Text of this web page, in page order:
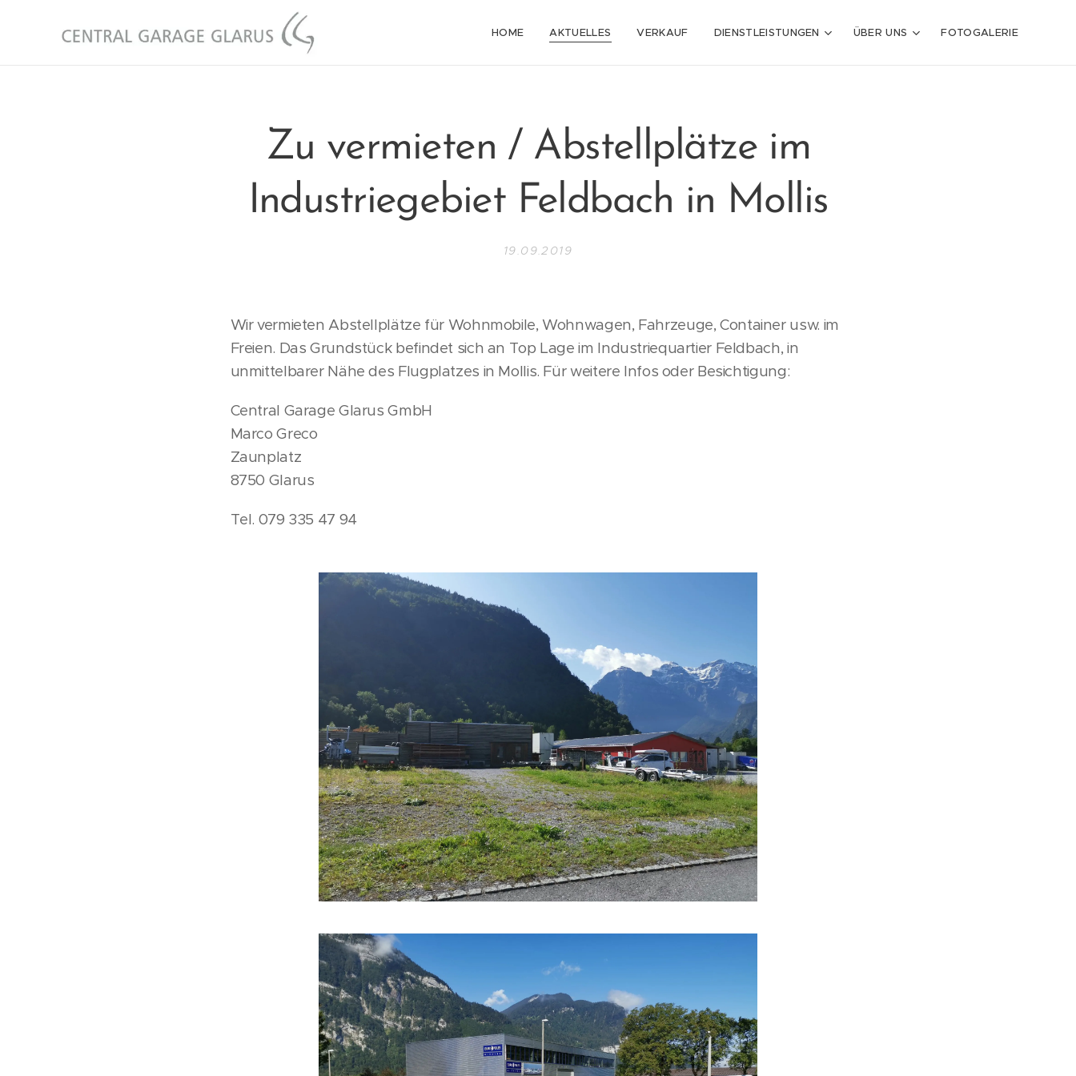
HOME AKTUELLES VERKAUF DIENSTLEISTUNGEN ÜBER UNS FOTOGALERIE
Zu vermieten / Abstellplätze im
Industriegebiet Feldbach in Mollis
19.09.2019
Wir vermieten Abstellplätze für Wohnmobile, Wohnwagen, Fahrzeuge, Container usw. im
Freien. Das Grundstück befindet sich an Top Lage im Industriequartier Feldbach, in
unmittelbarer Nähe des Flugplatzes in Mollis. Für weitere Infos oder Besichtigung:
Central Garage Glarus GmbH
Marco Greco
Zaunplatz
8750 Glarus
Tel. 079 335 47 94